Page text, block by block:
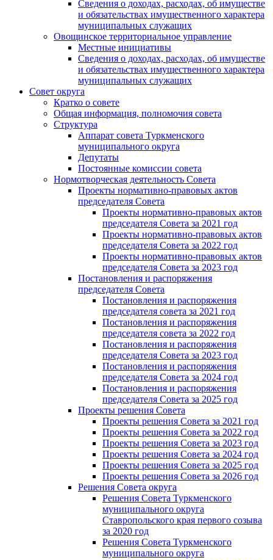
Сведения о доходах, расходах, об имуществе
и обязательствах имущественного характера
муниципальных служащих
Овощинское территориальное управление
Местные инициативы
Сведения о доходах, расходах, об имуществе
и обязательствах имущественного характера
муниципальных служащих
Совет округа
Кратко о совете
Общая информация, полномочия совета
Структура
Аппарат совета Туркменского
муниципального округа
Депутаты
Постоянные комиссии совета
Нормотворческая деятельность Совета
Проекты нормативно-правовых актов
председателя Cовета
Проекты нормативно-правовых актов
председателя Cовета за 2021 год
Проекты нормативно-правовых актов
председателя Cовета за 2022 год
Проекты нормативно-правовых актов
председателя Cовета за 2023 год
Постановления и распоряжения
председателя Cовета
Постановления и распоряжения
председателя совета за 2021 год
Постановления и распоряжения
председателя совета за 2022 год
Постановления и распоряжения
председателя Cовета за 2023 год
Постановления и распоряжения
председателя Cовета за 2024 год
Постановления и распоряжения
председателя Cовета за 2025 год
Проекты решения Cовета
Проекты решения Совета за 2021 год
Проекты решения Совета за 2022 год
Проекты решения Cовета за 2023 год
Проекты решения Совета за 2024 год
Проекты решения Совета за 2025 год
Проекты решения Совета за 2026 год
Решения Совета округа
Решения Совета Туркменского
муниципального округа
Ставропольского края первого созыва
за 2020 год
Решения Совета Туркменского
муниципального округа